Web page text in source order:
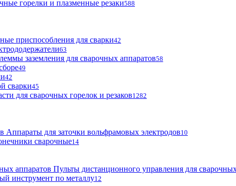
горелки и плазменные резаки588
приспособления для сварки42
63
заземления для сварочных аппаратов58
49
42
сварки45
для сварочных горелок и резаков1282
Аппараты для заточки вольфрамовых электродов10
сварочные14
Пульты дистанционного управления для
инструмент по металлу12